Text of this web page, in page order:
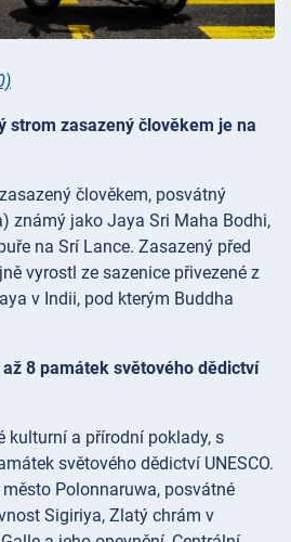
strom zasazený člověkem je na
člověkem, posvátný
známý jako Jaya Sri Maha Bodhi,
na Srí Lance. Zasazený před
vyrostl ze sazenice přivezené z
v Indii, pod kterým Buddha
8 památek světového dědictví
kulturní a přírodní poklady, s
světového dědictví UNESCO.
Polonnaruwa, posvátné
Sigiriya, Zlatý chrám v